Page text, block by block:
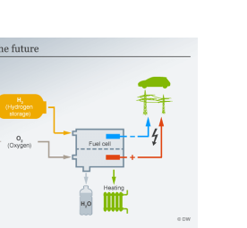
le attività della flotta